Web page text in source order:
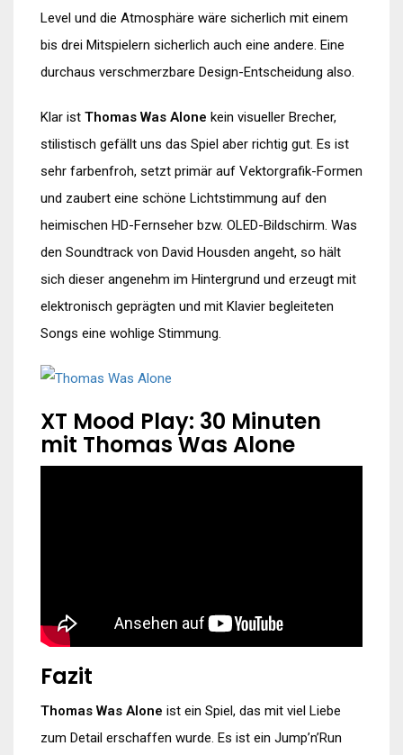
Level und die Atmosphäre wäre sicherlich mit einem
bis drei Mitspielern sicherlich auch eine andere. Eine
durchaus verschmerzbare Design-Entscheidung also.
Klar ist Thomas Was Alone kein visueller Brecher,
stilistisch gefällt uns das Spiel aber richtig gut. Es ist
sehr farbenfroh, setzt primär auf Vektorgrafik-Formen
und zaubert eine schöne Lichtstimmung auf den
heimischen HD-Fernseher bzw. OLED-Bildschirm. Was
den Soundtrack von David Housden angeht, so hält
sich dieser angenehm im Hintergrund und erzeugt mit
elektronisch geprägten und mit Klavier begleiteten
Songs eine wohlige Stimmung.
XT Mood Play: 30 Minuten
mit Thomas Was Alone
Fazit
Thomas Was Alone ist ein Spiel, das mit viel Liebe
zum Detail erschaffen wurde. Es ist ein Jump’n’Run